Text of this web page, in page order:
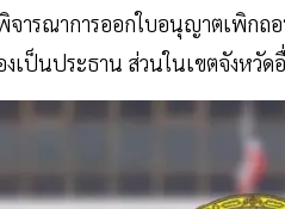
จารณาการออกใบอนุญาตเพิก
เป็นประธาน ส่วนในเขตจังหวั